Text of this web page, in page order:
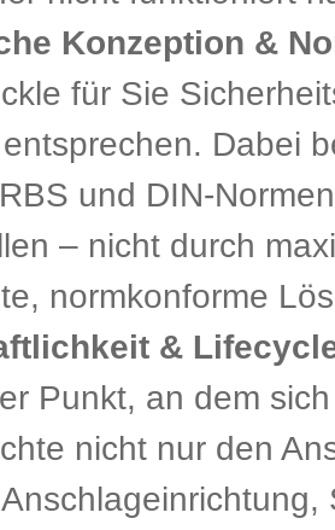
Konzeption &
für Sie
Dabei
und DIN-
– nicht durch
normkonforme
&
Punkt, an dem
nicht nur den